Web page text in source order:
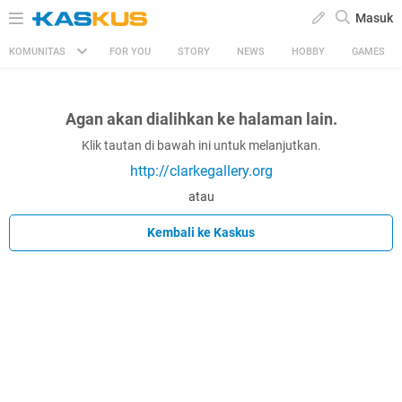
Masuk
KOMUNITAS FOR YOU STORY NEWS HOBBY GAMES
Agan akan dialihkan ke halaman lain.
Klik tautan di bawah ini untuk melanjutkan.
http://clarkegallery.org
atau
Kembali ke Kaskus